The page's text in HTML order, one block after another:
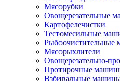
Мясорубки
Овощерезательные
Картофелечистки
Тестомесильные
Рыбоочистительные
Мясорыхлители
Овощерезательно-
Протирочные
Взбивальные